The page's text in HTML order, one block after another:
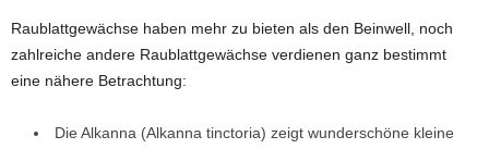
Raublattgewächse haben mehr zu bieten als den Beinwell, noch
zahlreiche andere Raublattgewächse verdienen ganz bestimmt
eine nähere Betrachtung:
Die Alkanna (Alkanna tinctoria) zeigt wunderschöne kleine